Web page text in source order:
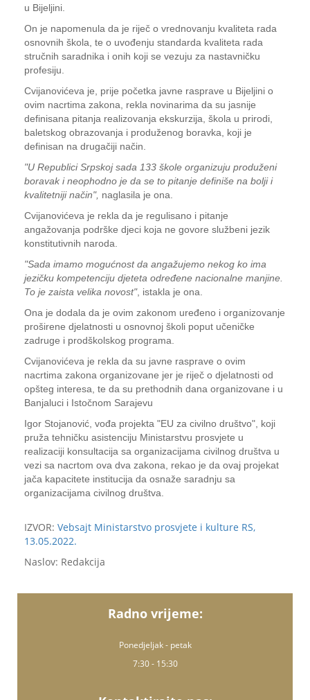
u Bijeljini.
On je napomenula da je riječ o vrednovanju kvaliteta rada
osnovnih škola, te o uvođenju standarda kvaliteta rada
stručnih saradnika i onih koji se vezuju za nastavničku
profesiju.
Cvijanovićeva je, prije početka javne rasprave u Bijeljini o
ovim nacrtima zakona, rekla novinarima da su jasnije
definisana pitanja realizovanja ekskurzija, škola u prirodi,
baletskog obrazovanja i produženog boravka, koji je
definisan na drugačiji način.
"U Republici Srpskoj sada 133 škole organizuju produženi
boravak i neophodno je da se to pitanje definiše na bolji i
kvalitetniji način", naglasila je ona.
Cvijanovićeva je rekla da je regulisano i pitanje
angažovanja podrške djeci koja ne govore službeni jezik
konstitutivnih naroda.
"Sada imamo mogućnost da angažujemo nekog ko ima
jezičku kompetenciju djeteta određene nacionalne manjine.
To je zaista velika novost", istakla je ona.
Ona je dodala da je ovim zakonom uređeno i organizovanje
proširene djelatnosti u osnovnoj školi poput učeničke
zadruge i prodškolskog programa.
Cvijanovićeva je rekla da su javne rasprave o ovim
nacrtima zakona organizovane jer je riječ o djelatnosti od
opšteg interesa, te da su prethodnih dana organizovane i u
Banjaluci i Istočnom Sarajevu
Igor Stojanović, vođa projekta "EU za civilno društvo", koji
pruža tehničku asistenciju Ministarstvu prosvjete u
realizaciji konsultacija sa organizacijama civilnog društva u
vezi sa nacrtom ova dva zakona, rekao je da ovaj projekat
jača kapacitete institucija da osnaže saradnju sa
organizacijama civilnog društva.
IZVOR: Vebsajt Ministarstvo prosvjete i kulture RS,
13.05.2022.
Naslov: Redakcija
Radno vrijeme:
Ponedjeljak - petak
7:30 - 15:30